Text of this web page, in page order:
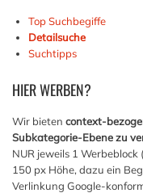
Top Suchbegiffe
Detailsuche
Suchtipps
HIERWERBEN?
Wir bieten context-
Subkategorie-Ebene zu
NUR jeweils 1
150 px Höhe, dazu ein
Verlinkung Google-